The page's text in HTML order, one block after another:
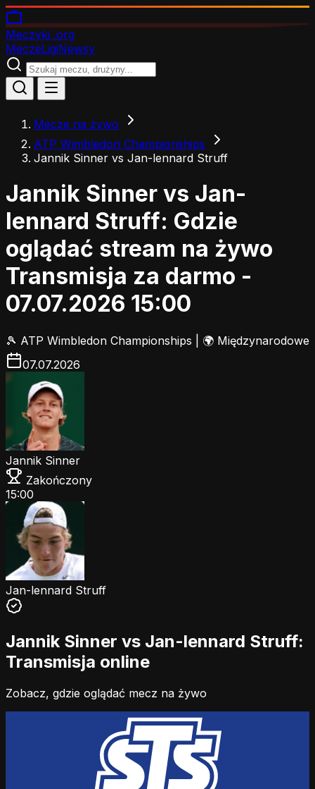
Meczyki .org
MeczeLigiNewsy
Mecze na żywo
ATP Wimbledon Championships
Jannik Sinner vs Jan-lennard Struff
Jannik Sinner vs Jan-
lennard Struff: Gdzie
oglądać stream na żywo
Transmisja za darmo -
07.07.2026 15:00
🎾 ATP Wimbledon Championships
🌍 Międzynarodowe
07.07.2026
Jannik Sinner
Zakończony
15:00
Jan-lennard Struff
Jannik Sinner vs Jan-lennard Struff:
Transmisja online
Zobacz, gdzie oglądać mecz na żywo